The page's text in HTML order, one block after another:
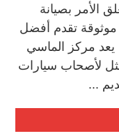
الأمر بصيانة
تقدم أفضل
يعد مركز الماسي
لأصحاب سيارات
...